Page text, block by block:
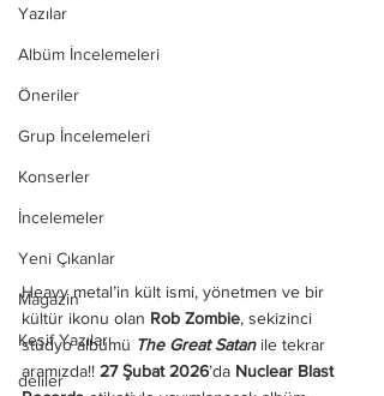
Yazılar
Albüm İncelemeleri
Öneriler
Grup İncelemeleri
Konserler
İncelemeler
Yeni Çıkanlar
Magazin
Keşif Yazıları
deliler
Heavy metal’in kült ismi, yönetmen ve bir
kültür ikonu olan Rob Zombie, sekizinci
stüdyo albümü The Great Satan ile tekrar
aramızda!! 27 Şubat 2026’da Nuclear Blast